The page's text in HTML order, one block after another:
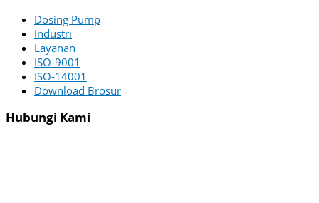
Dosing Pump
Industri
Layanan
ISO-9001
ISO-14001
Download Brosur
Hubungi Kami